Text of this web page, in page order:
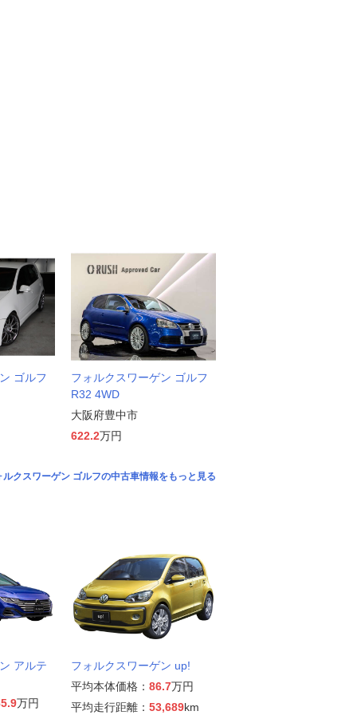
ゴルフ
フォルクスワーゲン ゴルフ
R32 4WD
大阪府豊中市
622.2万円
ルクスワーゲン ゴルフの中古車情報をもっと見る
アルテ
万円
フォルクスワーゲン up!
平均本体価格： 86.7万円
平均走行距離： 53,689km